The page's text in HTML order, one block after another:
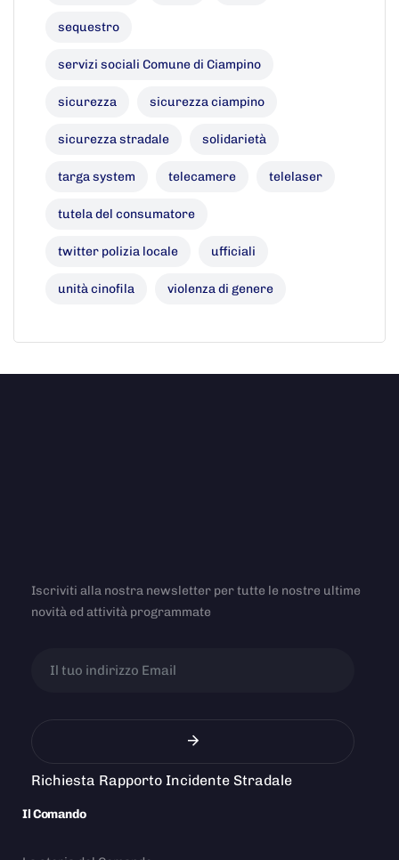
sequestro
servizi sociali Comune di Ciampino
sicurezza sicurezza ciampino
sicurezza stradale solidarietà
targa system telecamere telelaser
tutela del consumatore
twitter polizia locale ufficiali
unità cinofila violenza di genere
Iscriviti alla nostra newsletter per tutte le nostre ultime
novità ed attività programmate
Richiesta Rapporto Incidente Stradale
Il Comando